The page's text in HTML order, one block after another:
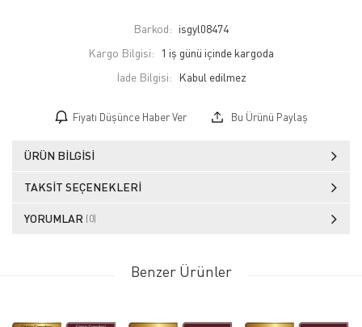
Barkod: isgyl08474
Kargo Bilgisi:
1 iş günü içinde kargoda
İade Bilgisi:
Fiyatı Düşünce Haber Ver Bu Ürünü Paylaş
ÜRÜN BILGISI
TAKSIT SEÇENEKLERI
YORUMLAR (0)
Benzer Ürünler